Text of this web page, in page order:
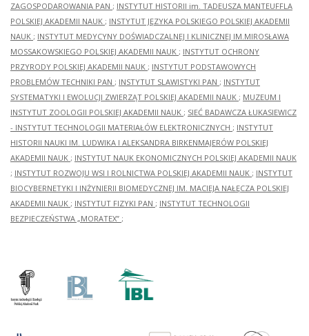
ZAGOSPODAROWANIA PAN ; INSTYTUT HISTORII im. TADEUSZA MANTEUFFLA
POLSKIEJ AKADEMII NAUK ; INSTYTUT JĘZYKA POLSKIEGO POLSKIEJ AKADEMII
NAUK ; INSTYTUT MEDYCYNY DOŚWIADCZALNEJ I KLINICZNEJ IM.MIROSŁAWA
MOSSAKOWSKIEGO POLSKIEJ AKADEMII NAUK ; INSTYTUT OCHRONY
PRZYRODY POLSKIEJ AKADEMII NAUK ; INSTYTUT PODSTAWOWYCH
PROBLEMÓW TECHNIKI PAN ; INSTYTUT SLAWISTYKI PAN ; INSTYTUT
SYSTEMATYKI I EWOLUCJI ZWIERZĄT POLSKIEJ AKADEMII NAUK ; MUZEUM I
INSTYTUT ZOOLOGII POLSKIEJ AKADEMII NAUK ; SIEĆ BADAWCZA ŁUKASIEWICZ
- INSTYTUT TECHNOLOGII MATERIAŁÓW ELEKTRONICZNYCH ; INSTYTUT
HISTORII NAUKI IM. LUDWIKA I ALEKSANDRA BIRKENMAJERÓW POLSKIEJ
AKADEMII NAUK ; INSTYTUT NAUK EKONOMICZNYCH POLSKIEJ AKADEMII NAUK
; INSTYTUT ROZWOJU WSI I ROLNICTWA POLSKIEJ AKADEMII NAUK ; INSTYTUT
BIOCYBERNETYKI I INŻYNIERII BIOMEDYCZNEJ IM. MACIEJA NAŁĘCZA POLSKIEJ
AKADEMII NAUK ; INSTYTUT FIZYKI PAN ; INSTYTUT TECHNOLOGII
BEZPIECZEŃSTWA „MORATEX” ;